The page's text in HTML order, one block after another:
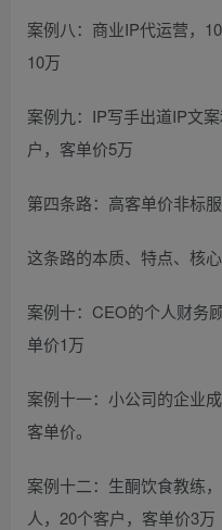
案例八：商业IP代运营，
10万
案例九：IP写手出道IP文
户，客单价5万
第四条路：高客单价非标
这条路的本质、特点、核
案例十：CEO的个人财务
单价1万
案例十一：小公司的企业
客单价。
案例十二：生酮饮食教练
人，20个客户，客单价3万